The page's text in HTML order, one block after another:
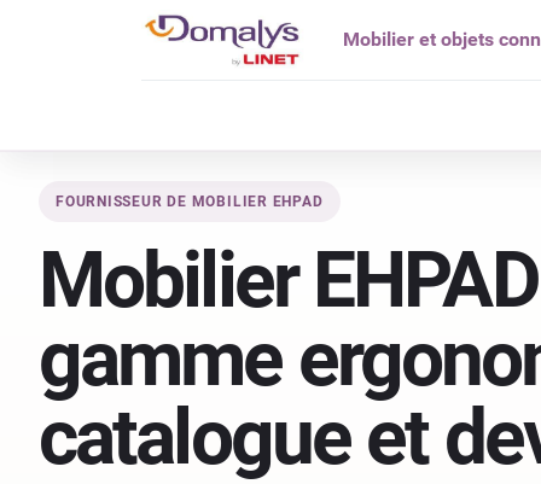
Mobilier et objets
FOURNISSEUR DE MOBILIER EHPAD
Mobilier
gamme
catalogue et